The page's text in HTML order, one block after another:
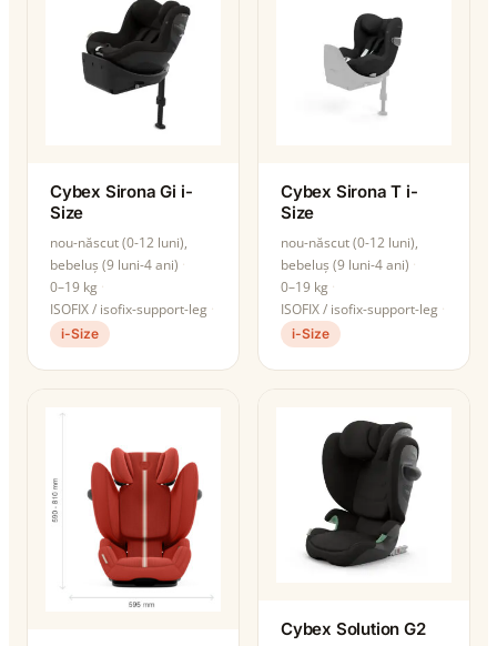
Cybex Sirona Gi i-
Size
nou-născut (0-12 luni),
bebeluș (9 luni-4 ani)
0–19 kg
ISOFIX / isofix-support-leg
i-Size
Cybex Sirona T i-
Size
nou-născut (0-12 luni),
bebeluș (9 luni-4 ani)
0–19 kg
ISOFIX / isofix-support-leg
i-Size
Cybex Solution G2